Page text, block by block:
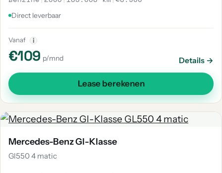
Direct leverbaar
Vanaf i
€109 p/mnd Details →
Lease berekenen
Mercedes-Benz Gl-Klasse
Gl550 4 matic